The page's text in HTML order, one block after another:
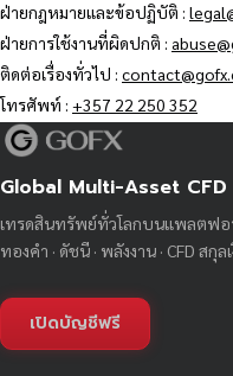
ฝ่ายกฎหมายและข้อปฏิบัติ :
ฝ่ายการใช้งานที่ผิดปกติ :
ติดต่อเรื่องทั่วไป :
โทรศัพท์ : +357 22 250 352
Global Multi-Asset
เทรดสินทรัพย์ทั่วโลกบนแพลตฟอ
ทองคำ · ดัชนี · พลังงาน · CFD สกุล
เปิดบัญชีฟรี